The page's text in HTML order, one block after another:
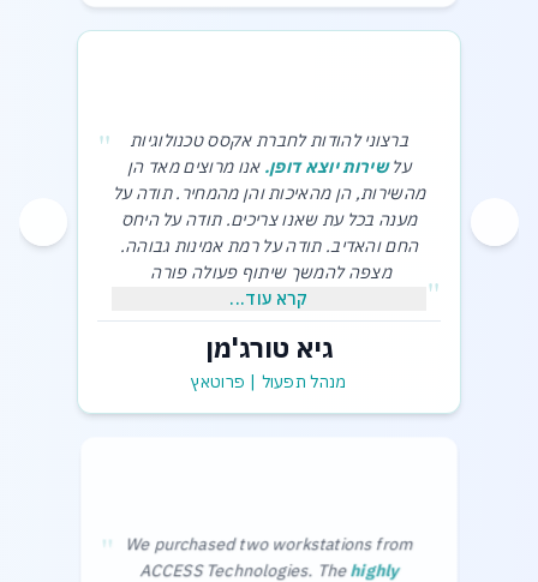
"
ברצוני להודות לחברת אקסס טכנולוגיות
עלשירות יוצא דופן. אנו מרוצים מאד הן
מהשירות, הן מהאיכות והן מהמחיר. תודה על
מענה בכל עת שאנו צריכים. תודה על היחס
החם והאדיב. תודה על רמת אמינות גבוהה.
מצפה להמשך שיתוף פעולה פורה
,בכבוד רב
גיא תורג'מן-מנהל תפעול
" קרא עוד...
גיא טורג'מן
מנהל תפעול | פרוטאץ
" We purchased two workstations from
ACCESS Technologies. Thehighly